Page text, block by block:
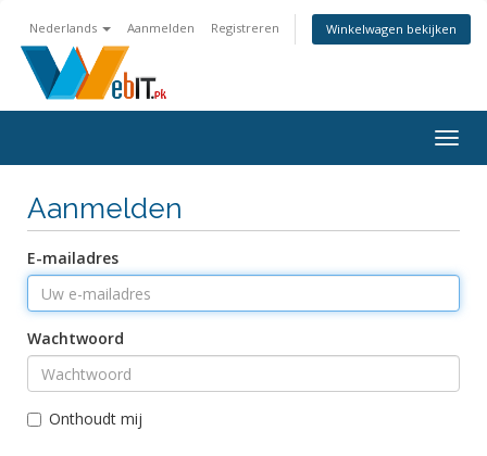
Nederlands Aanmelden Registreren Winkelwagen bekijken
in-/
Aanmelden
E-mailadres
Wachtwoord
Onthoudt mij